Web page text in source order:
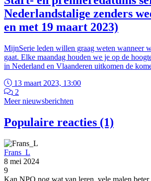
Nederlandstalige zenders
en met 19 maart 2023)
MijnSerie leden willen graag weten wanneer
gaat. Elke maandag houden we je op de
in Nederland en Vlaanderen uitkomen de
13 maart 2023, 13:00
2
Meer nieuwsberichten
Populaire reacties (1)
Frans_L
8 mei 2024
9
Kan NPO nog wat van leren, vele malen beter